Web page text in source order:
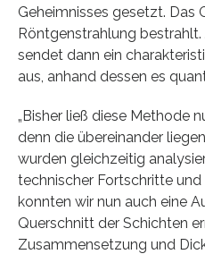
Geheimnisses gesetzt. Das
Röntgenstrahlung
sendet dann ein
aus, anhand dessen es
„Bisher ließ diese Methode
denn die übereinander
wurden gleichzeitig
technischer Fortschritte
konnten wir nun auch eine
Querschnitt der Schichten
Zusammensetzung und